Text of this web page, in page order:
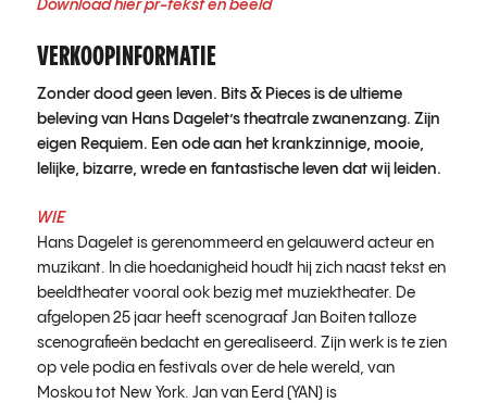
Download hier pr-tekst en beeld
VERKOOPINFORMATIE
Zonder dood geen leven. Bits & Pieces is de ultieme
beleving van Hans Dagelet’s theatrale zwanenzang. Zijn
eigen Requiem. Een ode aan het krankzinnige, mooie,
lelijke, bizarre, wrede en fantastische leven dat wij leiden.
WIE
Hans Dagelet is gerenommeerd en gelauwerd acteur en
muzikant. In die hoedanigheid houdt hij zich naast tekst en
beeldtheater vooral ook bezig met muziektheater. De
afgelopen 25 jaar heeft scenograaf Jan Boiten talloze
scenografieën bedacht en gerealiseerd. Zijn werk is te zien
op vele podia en festivals over de hele wereld, van
Moskou tot New York. Jan van Eerd (YAN) is